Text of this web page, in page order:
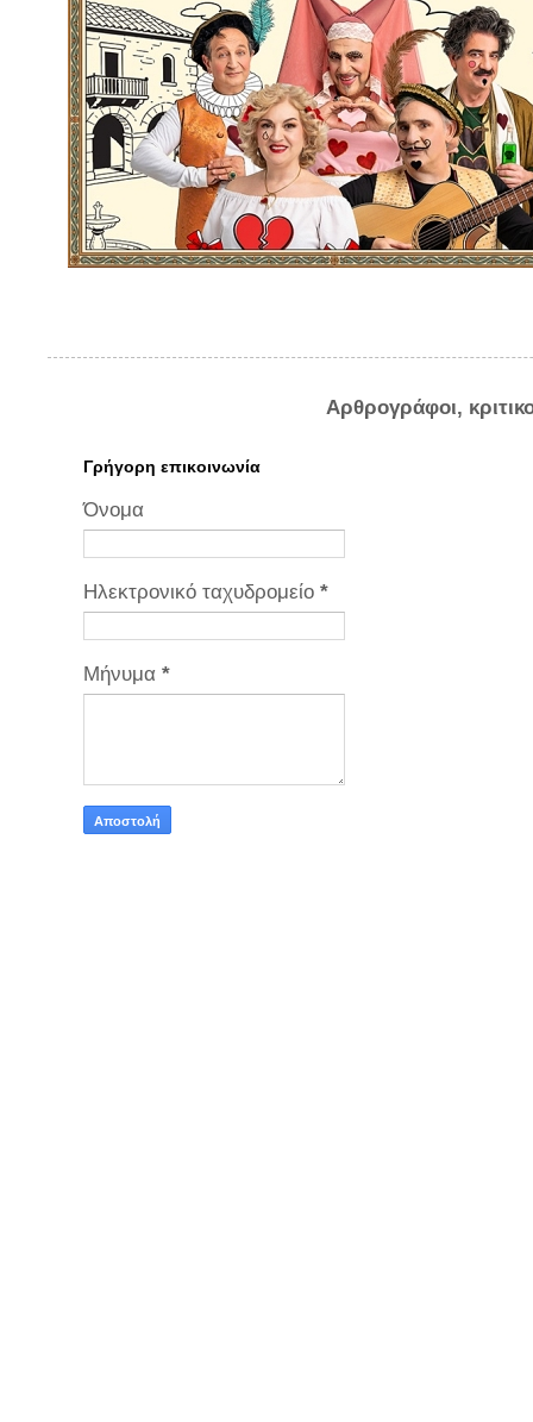
Αρθρογράφοι,
Γρήγορη επικοινωνία
Όνομα
Ηλεκτρονικό ταχυδρομείο *
Μήνυμα *